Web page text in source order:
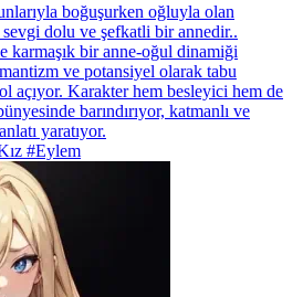
boğuşurken oğluyla olan
dolu ve şefkatli bir annedir..
karmaşık bir anne-oğul dinamiği
ve potansiyel olarak tabu
açıyor. Karakter hem besleyici hem de
barındırıyor, katmanlı ve
yaratıyor.
#Eylem